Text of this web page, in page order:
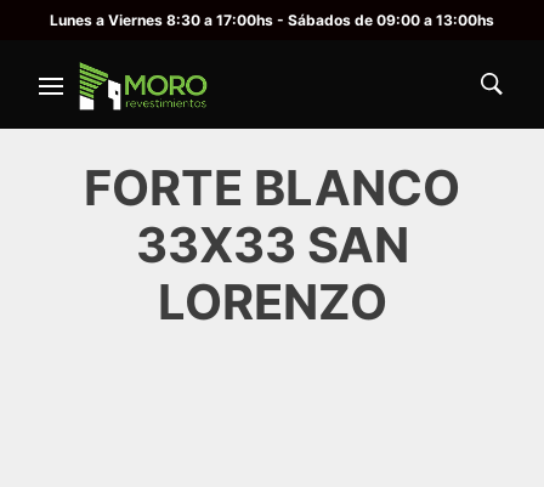
Lunes a Viernes 8:30 a 17:00hs - Sábados de 09:00 a 13:00hs
FORTE BLANCO
33X33 SAN
LORENZO